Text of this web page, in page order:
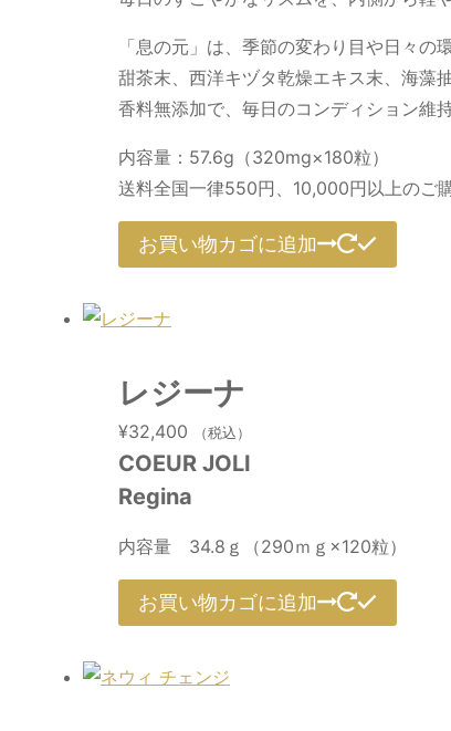
「息の元」は、季節の変わり目や日々
甜茶末、西洋キヅタ乾燥エキス末、海藻
香料無添加で、毎日のコンディション維
内容量：57.6g（320mg×180粒）
送料全国一律550円、10,000円以上のご
お買い物カゴに追加
レジーナ
¥32,400 （税込）
COEUR JOLI
Regina
内容量 34.8ｇ（290ｍｇ×120粒）
お買い物カゴに追加